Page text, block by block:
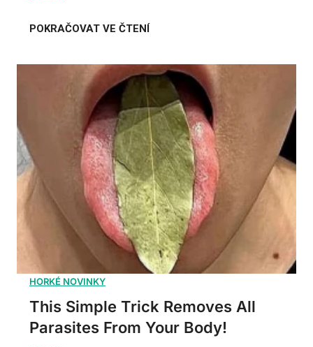
This Simple Trick Removes All
Parasites From Your Body!